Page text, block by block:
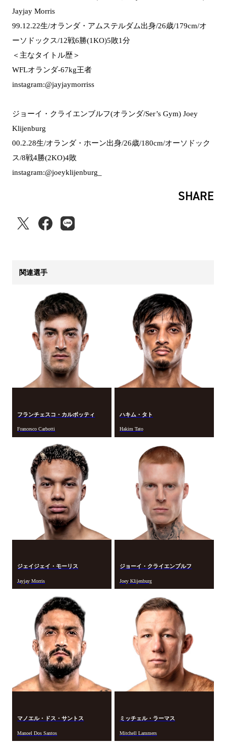
Jayjay Morris
99.12.22生/オランダ・アムステルダム出身/26歳/179cm/オ
ーソドックス/12戦6勝(1KO)5敗1分
＜主なタイトル歴＞
WFLオランダ-67kg王者
instagram:@jayjaymorriss
ジョーイ・クライエンブルフ(オランダ/Ser’s Gym) Joey
Klijenburg
00.2.28生/オランダ・ホーン出身/26歳/180cm/オーソドック
ス/8戦4勝(2KO)4敗
instagram:@joeyklijenburg_
SHARE
関連選手
フランチェスコ・カルボッティ
Francesco Carbotti
ハキム・タト
Hakim Tato
ジェイジェイ・モーリス
Jayjay Morris
ジョーイ・クライエンブルフ
Joey Klijenburg
マノエル・ドス・サントス
Manoel Dos Santos
ミッチェル・ラーマス
Mitchell Lammers